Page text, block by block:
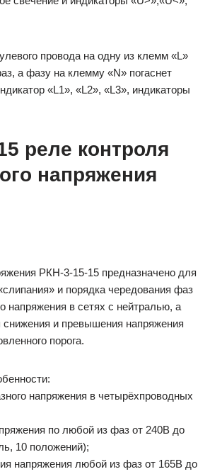
провода на одну из клемм «L»
а фазу на клемму «N» погаснет
«L1», «L2», «L3», индикаторы
реле контроля
напряжения
РКН-3-15-15 предназначено для
и порядка чередования фаз
напряжения в сетях с нейтралью, а
снижения и превышения напряжения
порога.
напряжения в четырёхпроводных
по любой из фаз от 240В до
10 положений);
напряжения любой из фаз от 165В до